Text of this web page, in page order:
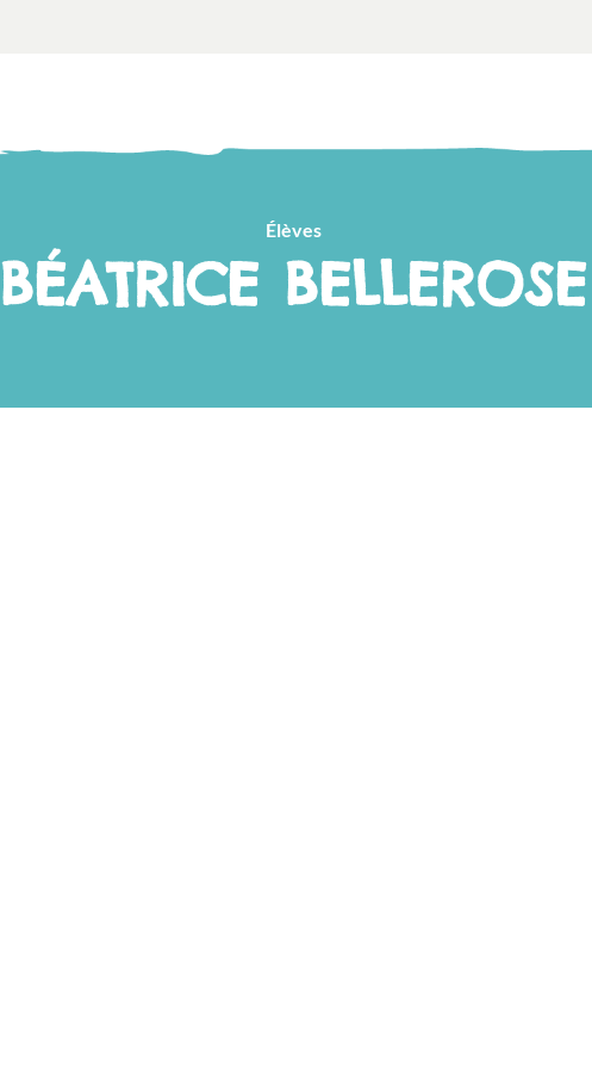
Élèves
BÉATRICE BELLEROSE